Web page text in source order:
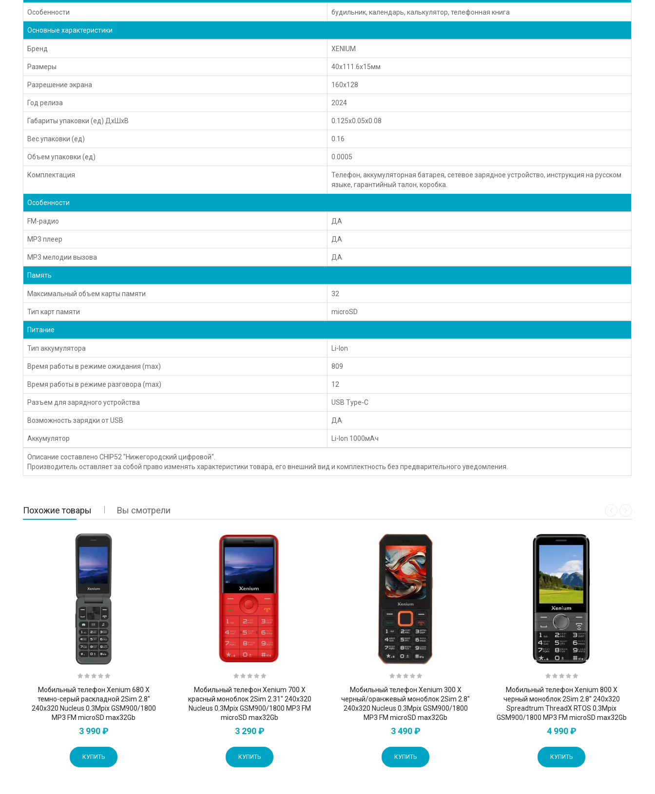
Особенности будильник, календарь, калькулятор, телефонная книга
Основные характеристики
Бренд XENIUM
Размеры 40x111.6x15мм
Разрешение экрана 160x128
Год релиза 2024
Габариты упаковки (ед) ДхШхВ 0.125x0.05x0.08
Вес упаковки (ед) 0.16
Объем упаковки (ед) 0.0005
Комплектация
Телефон, аккумуляторная батарея, сетевое зарядное устройство, инструкция на русском
языке, гарантийный талон, коробка.
Особенности
FM-радио ДА
MP3 плеер ДА
MP3 мелодии вызова ДА
Память
Максимальный объем карты памяти 32
Тип карт памяти microSD
Питание
Тип аккумулятора Li-Ion
Время работы в режиме ожидания (max) 809
Время работы в режиме разговора (max) 12
Разъем для зарядного устройства USB Type-C
Возможность зарядки от USB ДА
Аккумулятор Li-Ion 1000мAч
Описание составлено CHIP52 "Нижегородский цифровой".
Производитель оставляет за собой право изменять характеристики товара, его внешний вид и комплектность без предварительного уведомления.
Похожие товары Вы смотрели
Мобильный телефон Xenium 680 X
темно-серый раскладной 2Sim 2.8"
240x320 Nucleus 0.3Mpix GSM900/1800
MP3 FM microSD max32Gb
3 990 ₽
КУПИТЬ
Мобильный телефон Xenium 700 X
красный моноблок 2Sim 2.31" 240x320
Nucleus 0.3Mpix GSM900/1800 MP3 FM
microSD max32Gb
3 290 ₽
КУПИТЬ
Мобильный телефон Xenium 300 X
черный/оранжевый моноблок 2Sim 2.8"
240x320 Nucleus 0.3Mpix GSM900/1800
MP3 FM microSD max32Gb
3 490 ₽
КУПИТЬ
Мобильный телефон Xenium 800 X
черный моноблок 2Sim 2.8" 240x320
Spreadtrum ThreadX RTOS 0.3Mpix
GSM900/1800 MP3 FM microSD max32Gb
4 990 ₽
КУПИТЬ